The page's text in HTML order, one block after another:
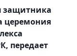
защитника
церемония
передает